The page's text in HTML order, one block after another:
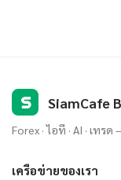
S SiamCafe
Forex · ไอที · AI · เท
เครือข่ายของเรา